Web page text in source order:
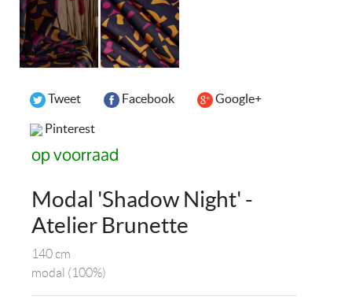
Tweet Facebook Google+
Pinterest
op voorraad
Modal 'Shadow Night' -
Atelier Brunette
140 cm
modal (100%)